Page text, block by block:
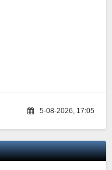
5-08-2026, 17:05